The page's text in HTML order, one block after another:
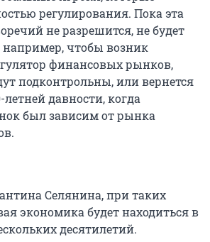
регулирования. Пока эта
не разрешится, не будет
например, чтобы возник
финансовых рынков,
подконтрольны, или вернется
летней давности, когда
был зависим от рынка
Селянина, при таких
экономика будет находиться в
десятилетий.